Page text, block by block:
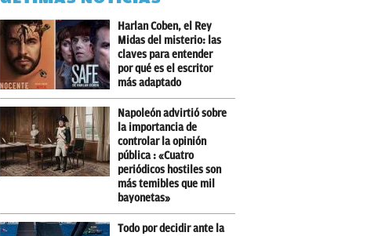
Harlan Coben, el Rey
Midas del misterio: las
claves para entender
por qué es el escritor
más adaptado
Napoleón advirtió sobre
la importancia de
controlar la opinión
pública : «Cuatro
periódicos hostiles son
más temibles que mil
bayonetas»
Todo por decidir ante la